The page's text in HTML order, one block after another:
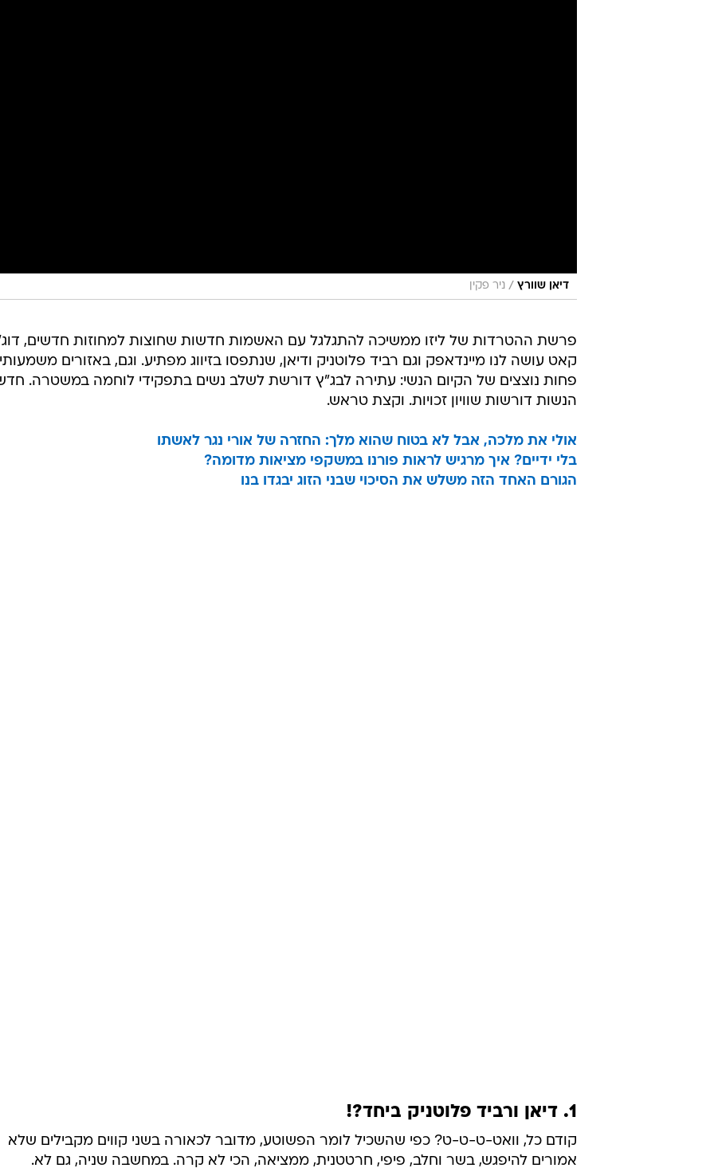
דיאן שוורץ / ניר פקין
פרשת ההטרדות של ליזו ממשיכה להתגלגל עם האשמות חדשות שחוצות למחוזות חדשים,
קאט עושה לנו מיינדאפק וגם רביד פלוטניק ודיאן, שנתפסו בזיווג מפתיע. וגם, באזורים
פחות נוצצים של הקיום הנשי: עתירה לבג"ץ דורשת לשלב נשים בתפקידי לוחמה במשטרה.
הנשות דורשות שוויון זכויות. וקצת טראש.
אולי את מלכה, אבל לא בטוח שהוא מלך: החזרה של אורי נגר לאשתו
בלי ידיים? איך מרגיש לראות פורנו במשקפי מציאות מדומה?
הגורם האחד הזה משלש את הסיכוי שבני הזוג יבגדו בנו
1. דיאן ורביד פלוטניק ביחד?!
קודם כל, וואט-ט-ט-ט? כפי שהשכיל לומר הפשוטע, מדובר לכאורה בשני קווים מקבילים שלא
אמורים להיפגש, בשר וחלב, פיפי, חרטטנית, ממציאה, הכי לא קרה. במחשבה שניה, גם לא.